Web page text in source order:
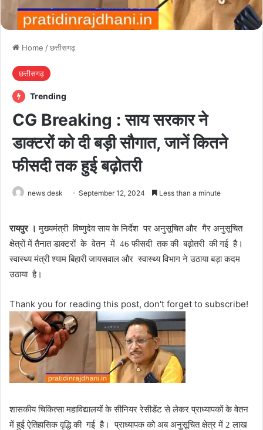
Home /छत्तीसगढ़
छत्तीसगढ़
Trending
CG Breaking : साय सरकार ने
डाक्टरों काे दी बड़ी साैगात, जानें कितने
फीसदी तक हुई बढ़ोतरी
news desk September 12, 2024 Less than a minute
रायपुर ।मुख्यमंत्री विष्णुदेव साय के निर्देश पर अनुसूचित और गैर अनुसूचित
क्षेत्रों में तैनात डाक्टरों के वेतन में 46 फीसदी तक की बढ़ोतरी की गई है।
स्वास्थ्य मंत्री श्याम बिहारी जायसवाल और स्वास्थ्य विभाग ने उठाया बड़ा कदम
उठाया है।
Thank you for reading this post, don't forget to subscribe!
शासकीय चिकित्सा महाविद्यालयों के सीनियर रेसीडेंट से लेकर प्राध्यापकों के वेतन
में हुई ऐतिहासिक वृद्धि की गई है।प्राध्यापक को अब अनुसूचित क्षेत्र में 2 लाख